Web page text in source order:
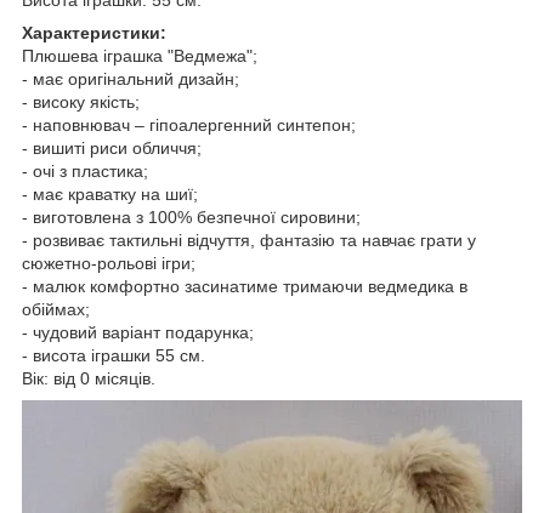
Характеристики:
Плюшева іграшка "Ведмежа";
- має оригінальний дизайн;
- високу якість;
- наповнювач – гіпоалергенний синтепон;
- вишиті риси обличчя;
- очі з пластика;
- має краватку на шиї;
- виготовлена з 100% безпечної сировини;
- розвиває тактильні відчуття, фантазію та навчає грати у
сюжетно-рольові ігри;
- малюк комфортно засинатиме тримаючи ведмедика в
обіймах;
- чудовий варіант подарунка;
- висота іграшки 55 см.
Вік: від 0 місяців.